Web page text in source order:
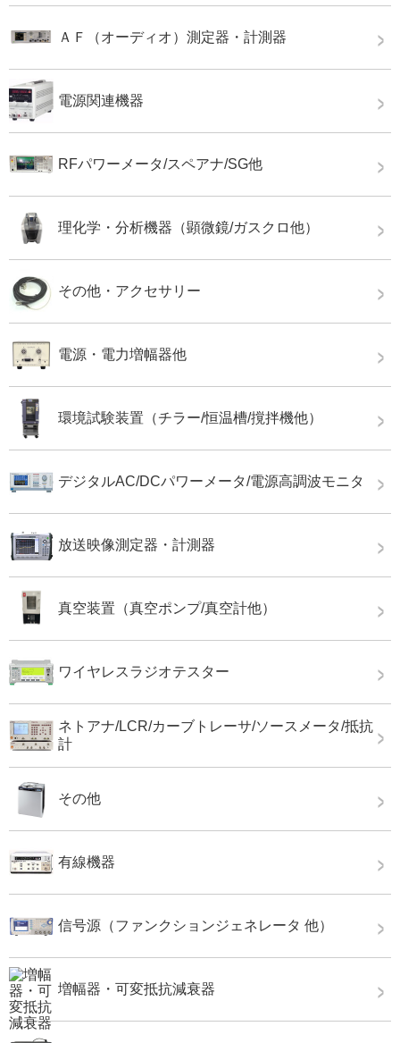
ＡＦ（オーディオ）測定器・計測器
電源関連機器
RFパワーメータ/スペアナ/SG他
理化学・分析機器（顕微鏡/ガスクロ他）
その他・アクセサリー
電源・電力増幅器他
環境試験装置（チラー/恒温槽/撹拌機他）
デジタルAC/DCパワーメータ/電源高調波モニタ
放送映像測定器・計測器
真空装置（真空ポンプ/真空計他）
ワイヤレスラジオテスター
ネトアナ/LCR/カーブトレーサ/ソースメータ/抵抗
計
その他
有線機器
信号源（ファンクションジェネレータ 他）
増幅器・可変抵抗減衰器